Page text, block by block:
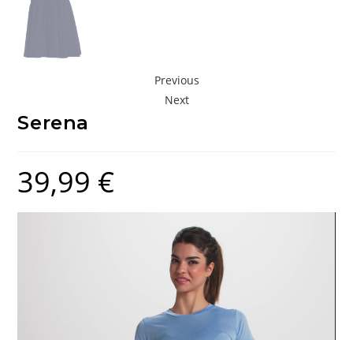
Previous
Next
Serena
39,99 €